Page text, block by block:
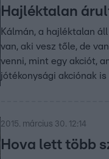
Hajléktalan
Kálmán, a hajléktalan
van, aki vesz tőle, de
venni, mint egy akciót,
jótékonysági akciónak
2015. március 30. 12:14
Hova lett több